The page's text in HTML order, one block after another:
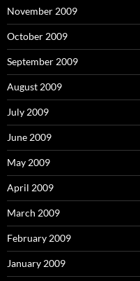
November 2009
October 2009
September 2009
August 2009
July 2009
June 2009
May 2009
April 2009
March 2009
February 2009
January 2009